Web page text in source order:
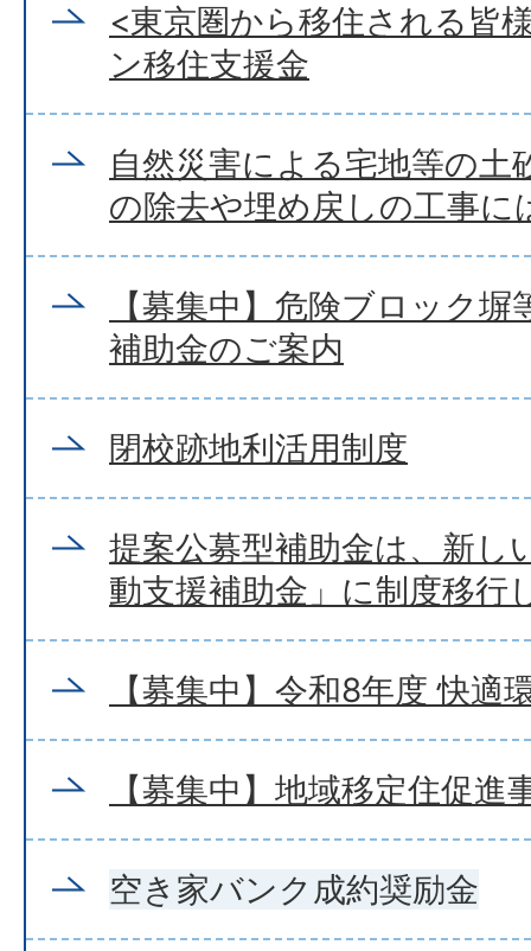
<東京圏から移住される皆
ン移住支援金
自然災害による宅地等の土
の除去や埋め戻しの工事に
【募集中】危険ブロック
補助金のご案内
閉校跡地利活用制度
提案公募型補助金は、新し
動支援補助金」に制度移行
【募集中】令和8年度 快適
【募集中】地域移定住促進
空き家バンク成約奨励金